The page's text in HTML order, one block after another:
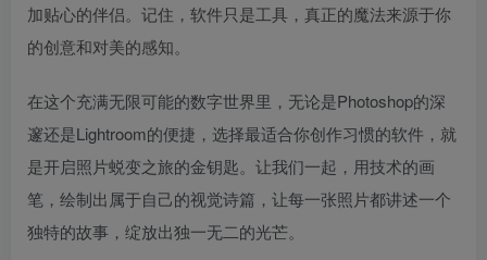
加贴心的伴侣。记住，软件只是工具，真正的魔法来源于你
的创意和对美的感知。
在这个充满无限可能的数字世界里，无论是Photoshop的深
邃还是Lightroom的便捷，选择最适合你创作习惯的软件，就
是开启照片蜕变之旅的金钥匙。让我们一起，用技术的画
笔，绘制出属于自己的视觉诗篇，让每一张照片都讲述一个
独特的故事，绽放出独一无二的光芒。